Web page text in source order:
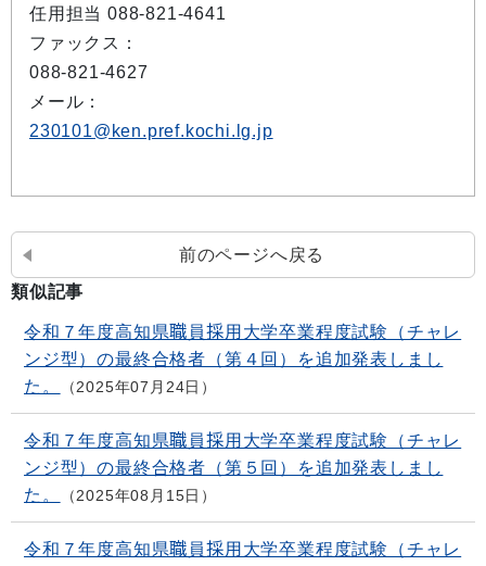
任用担当 088-821-4641
ファックス：
088-821-4627
メール：
230101@ken.pref.kochi.lg.jp
前のページへ戻る
類似記事
令和７年度高知県職員採用大学卒業程度試験（チャレ
ンジ型）の最終合格者（第４回）を追加発表しまし
た。
2025年07月24日
令和７年度高知県職員採用大学卒業程度試験（チャレ
ンジ型）の最終合格者（第５回）を追加発表しまし
た。
2025年08月15日
令和７年度高知県職員採用大学卒業程度試験（チャレ